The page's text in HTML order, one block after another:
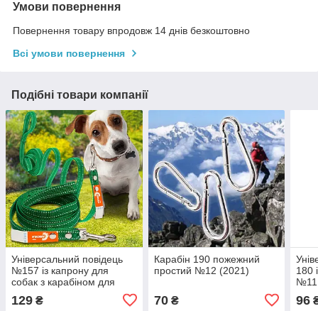
Умови повернення
Повернення товару впродовж 14 днів безкоштовно
Всі умови повернення
Подібні товари компанії
Універсальний повідець
№157 із капрону для
собак з карабіном для
кріплення 20 мм - 1,5 м,
Зелений (2021)
129 ₴
Карабін 190 пожежний
простий №12 (2021)
70₴
180
№11
96